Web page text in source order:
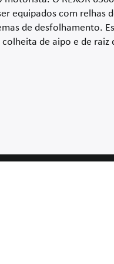
equipados com relhas
de desfolhamento.
de aipo e de raiz